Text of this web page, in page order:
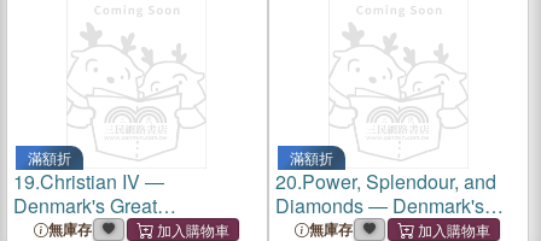
滿額折
19.Christian IV ―
Denmark's Great
Renaissance King
無庫存
滿額折
20.Power, Splendour, and
Diamonds ― Denmark's
Regalia and Crown Jewels
無庫存